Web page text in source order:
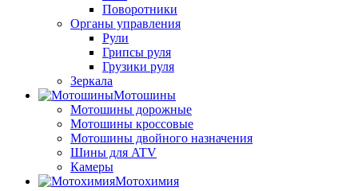
Поворотники
Органы управления
Рули
Грипсы руля
Грузики руля
Зеркала
Мотошины
Мотошины дорожные
Мотошины кроссовые
Мотошины двойного назначения
Шины для ATV
Камеры
Мотохимия